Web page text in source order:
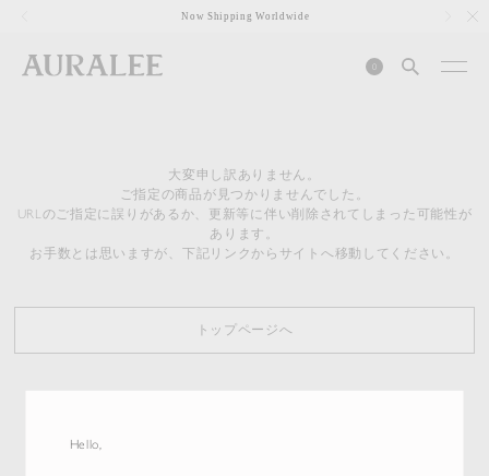
Hello,
Now Shipping Worldwide
0
大変申し訳ありません。
ご指定の商品が見つかりませんでした。
URLのご指定に誤りがあるか、更新等に伴い削除されてしまった可能性が
あります。
お手数とは思いますが、下記リンクからサイトへ移動してください。
トップページへ